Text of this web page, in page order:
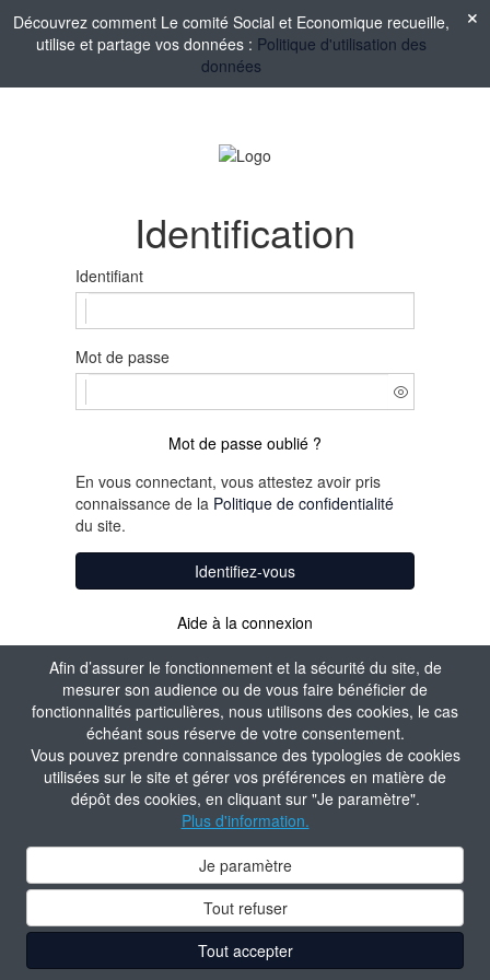
Afin d’assurer le fonctionnement et la sécurité du site, de
mesurer son audience ou de vous faire bénéficier de
fonctionnalités particulières, nous utilisons des cookies, le cas
échéant sous réserve de votre consentement.
Vous pouvez prendre connaissance des typologies de cookies
utilisées sur le site et gérer vos préférences en matière de
dépôt des cookies, en cliquant sur "Je paramètre".
Plus d'information.
Je paramètre
Tout refuser
Tout accepter
Découvrez comment Le comité Social et Economique recueille,
utilise et partage vos données : Politique d'utilisation des
données
Identification
Identifiant
Mot de passe
Mot de passe oublié ?
En vous connectant, vous attestez avoir pris
connaissance de la Politique de confidentialité
du site.
Identifiez-vous
Aide à la connexion